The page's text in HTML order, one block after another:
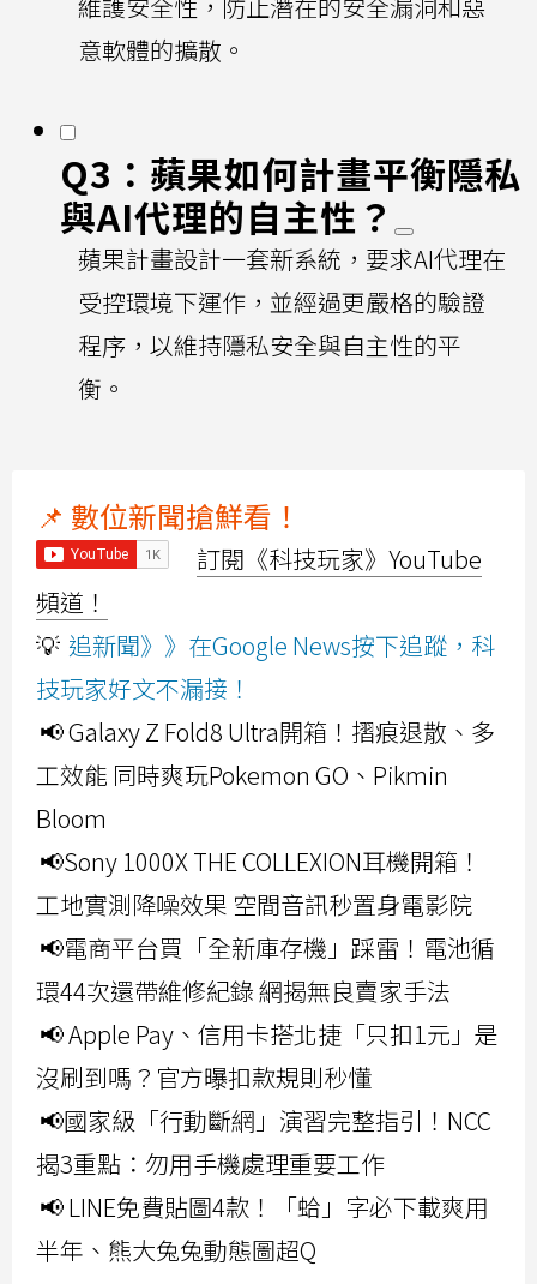
意軟體的擴散。
Q3：蘋果如何計畫平衡隱私
與AI代理的自主性？
蘋果計畫設計一套新系統，要求AI代理在
受控環境下運作，並經過更嚴格的驗證
程序，以維持隱私安全與自主性的平
衡。
📌 數位新聞搶鮮看！
訂閱《科技玩家》YouTube
頻道！
💡 追新聞》》在Google News按下追蹤，科
技玩家好文不漏接！
📢 Galaxy Z Fold8 Ultra開箱！摺痕退散、多
工效能 同時爽玩Pokemon GO、Pikmin
Bloom
📢Sony 1000X THE COLLEXION耳機開箱！
工地實測降噪效果 空間音訊秒置身電影院
📢電商平台買「全新庫存機」踩雷！電池循
環44次還帶維修紀錄 網揭無良賣家手法
📢 Apple Pay、信用卡搭北捷「只扣1元」是
沒刷到嗎？官方曝扣款規則秒懂
📢國家級「行動斷網」演習完整指引！NCC
揭3重點：勿用手機處理重要工作
📢 LINE免費貼圖4款！「蛤」字必下載爽用
半年、熊大兔兔動態圖超Q